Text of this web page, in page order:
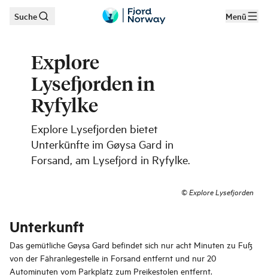
Zum Hauptinhalt
Suche Menü
Explore
Lysefjorden in
Ryfylke
Explore Lysefjorden bietet
Unterkünfte im Gøysa Gard in
Forsand, am Lysefjord in Ryfylke.
©Explore Lysefjorden
Unterkunft
Das gemütliche Gøysa Gard befindet sich nur acht Minuten zu Fuß
von der Fähranlegestelle in Forsand entfernt und nur 20
Autominuten vom Parkplatz zum Preikestolen entfernt.